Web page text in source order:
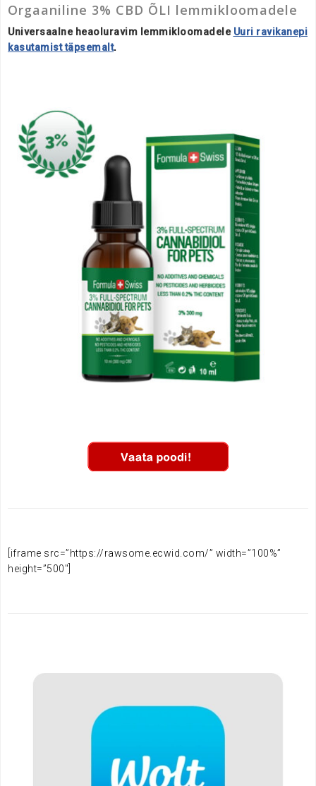
Orgaaniline 3% CBD ÕLI lemmikloomadele
Universaalne heaoluravim lemmikloomadele Uuri ravikanepi
kasutamist täpsemalt.
[iframe src=”https://rawsome.ecwid.com/” width=”100%”
height=”500″]